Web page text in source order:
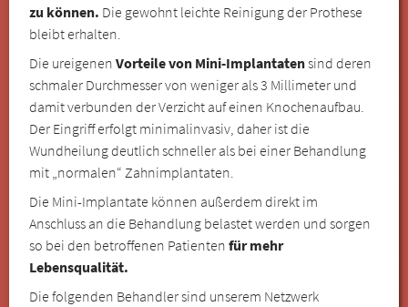
zu können. Die gewohnt leichte Reinigung der Prothese
bleibt erhalten.
Die ureigenenVorteile von Mini-Implantatensind deren
schmaler Durchmesser von weniger als 3 Millimeter und
damit verbunden der Verzicht auf einen Knochenaufbau.
Der Eingriff erfolgt minimalinvasiv, daher ist die
Wundheilung deutlich schneller als bei einer Behandlung
mit „normalen“ Zahnimplantaten.
Die Mini-Implantate können außerdem direkt im
Anschluss an die Behandlung belastet werden und sorgen
so bei den betroffenen Patientenfür mehr
Lebensqualität.
Die folgenden Behandler sind unserem Netzwerk